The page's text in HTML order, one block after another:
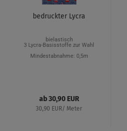
bedruckter Lycra
bielastisch
3 Lycra-Basisstoffe zur Wahl
Mindestabnahme: 0,5m
ab 30,90 EUR
30,90 EUR/ Meter